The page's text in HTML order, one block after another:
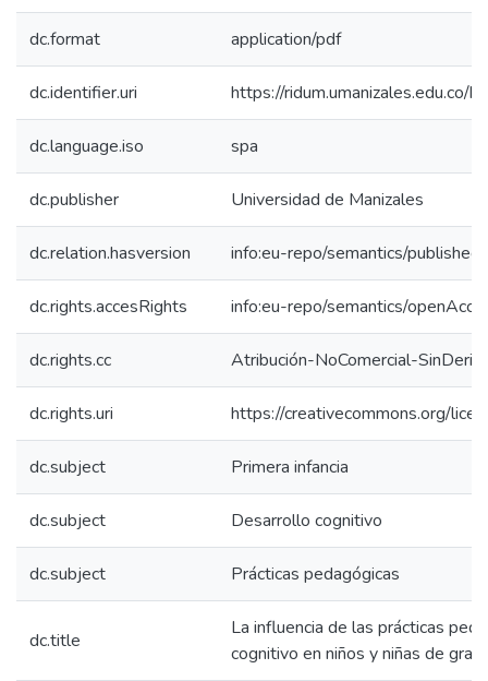
dc.format application/pdf
dc.identifier.uri https://
dc.language.iso spa
dc.publisher Universidad de Manizales
dc.relation.hasversion info:eu-repo/semantics/
dc.rights.accesRights info:eu-repo/semantics/
dc.rights.cc Atribución-NoComercial-
dc.rights.uri https://creativecommons.org/
dc.subject Primera infancia
dc.subject Desarrollo cognitivo
dc.subject Prácticas pedagógicas
dc.title
La influencia de las prácticas
cognitivo en niños y niñas de